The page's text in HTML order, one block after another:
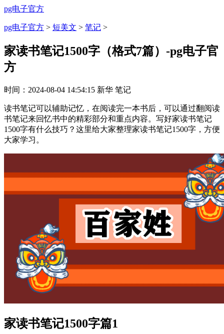
pg电子官方
pg电子官方 > 短美文 > 笔记 >
家读书笔记1500字（格式7篇）-pg电子官
方
时间： 2024-08-04 14:54:15 新华 笔记
读书笔记可以辅助记忆，在阅读完一本书后，可以通过翻阅读
书笔记来回忆书中的精彩部分和重点内容。写好家读书笔记
1500字有什么技巧？这里给大家整理家读书笔记1500字，方便
大家学习。
家读书笔记1500字篇1